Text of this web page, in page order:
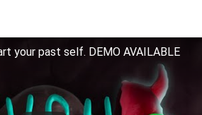
your past self. DEMO AVAILABLE